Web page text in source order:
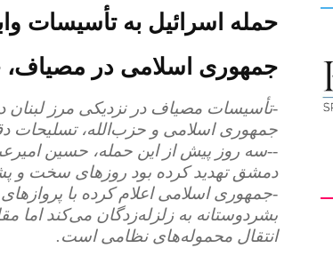
لندن
حمله اسرائیل به تأسیسات
جمهوری اسلامی در
-تأسیسات مصیاف در نزدیکی مرز لبنان
جمهوری اسلامی و حزب‌الله، تسلیحات
--سه روز پیش از این حمله، حسین
دمشق تهدید کرده بود روزهای سخت و
-جمهوری اسلامی اعلام کرده با
بشردوستانه به زلزله‌زدگان می‌کند اما
انتقال محموله‌های نظامی است.